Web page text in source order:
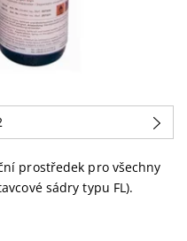
prostředek pro všechny
sádry typu FL).